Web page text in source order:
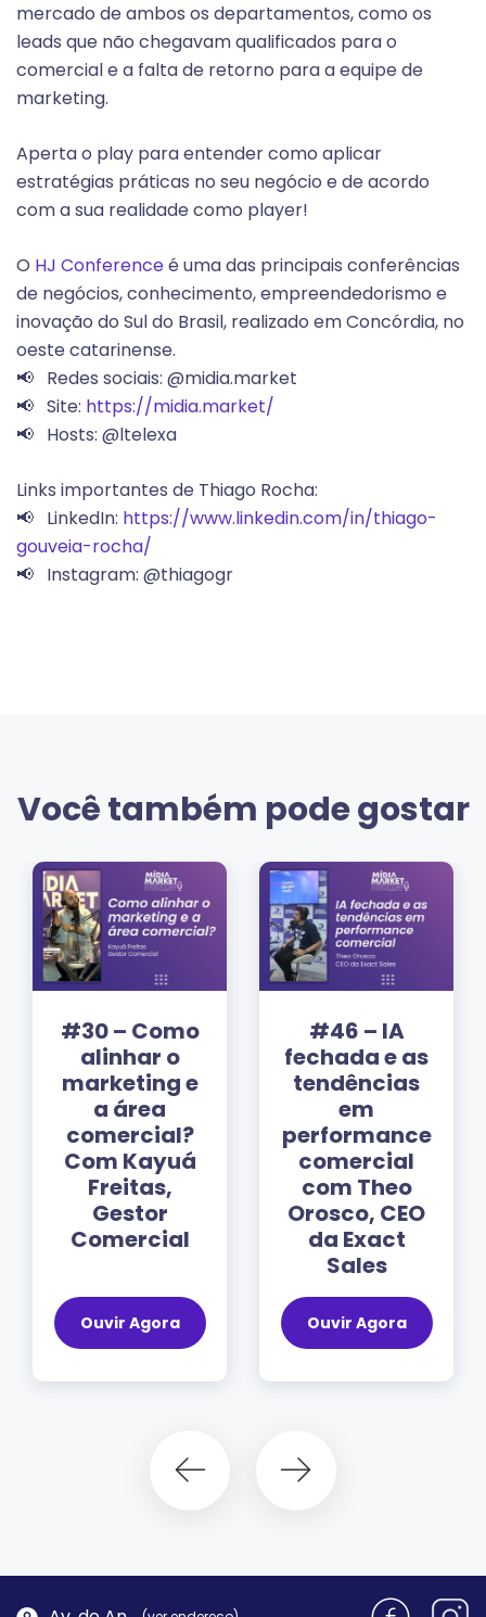
mercado de ambos os departamentos, como os
leads que não chegavam qualificados para o
comercial e a falta de retorno para a equipe de
marketing.
Aperta o play para entender como aplicar
estratégias práticas no seu negócio e de acordo
com a sua realidade como player!
O HJ Conferenceé uma das principais conferências
de negócios, conhecimento, empreendedorismo e
inovação do Sul do Brasil, realizado em Concórdia, no
oeste catarinense.
📢 Redes sociais: @midia.market
📢 Site: https://midia.market/
📢 Hosts: @ltelexa
Links importantes de Thiago Rocha:
📢 LinkedIn: https://www.linkedin.com/in/thiago-
gouveia-rocha/
📢 Instagram: @thiagogr
Você também pode gostar
– Como
e
Kayuá
Agora
fechada e as
tendências
performance
comercial
com Theo
Orosco, CEO
Ouvir Agora
com